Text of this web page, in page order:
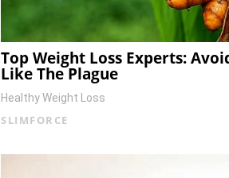
Top Weight Loss Experts:
Like The Plague
Healthy Weight Loss
SLIMFORCE